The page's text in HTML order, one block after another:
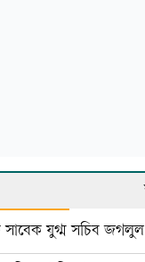
সাবেক যুগ্ম সচিব জগলুল